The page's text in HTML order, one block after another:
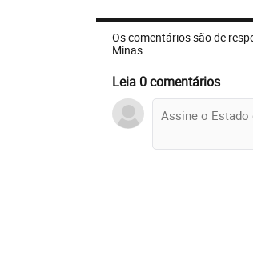
Os comentários são de
Minas.
Leia 0 comentários